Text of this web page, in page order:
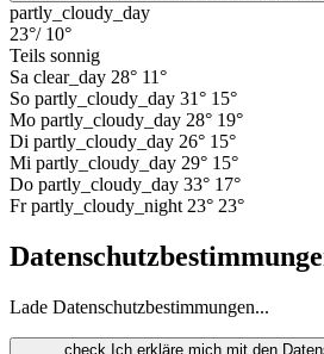
partly_cloudy_day
23°/ 10°
Teils sonnig
Sa clear_day 28° 11°
So partly_cloudy_day 31° 15°
Mo partly_cloudy_day 28° 19°
Di partly_cloudy_day 26° 15°
Mi partly_cloudy_day 29° 15°
Do partly_cloudy_day 33° 17°
Fr partly_cloudy_night 23° 23°
Lade Datenschutzbestimmungen...
check Ich erkläre mich mit den